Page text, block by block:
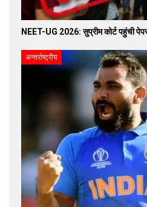
NEET-UG 2026: सुप्रीम कोर्ट पहुंची
अन्तर्राष्ट्रीय